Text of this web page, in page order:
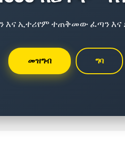
እና ኢተሪየም ተጠቅመው ፈጣን
መዝግብ ግባ